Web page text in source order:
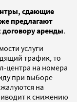
сдающие
предлагают
аренды.
услуги
трафик, то
центра на номера
при выборе
на
к снижению